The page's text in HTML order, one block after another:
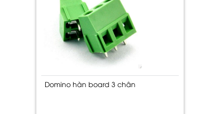
Domino hàn board 3 chân